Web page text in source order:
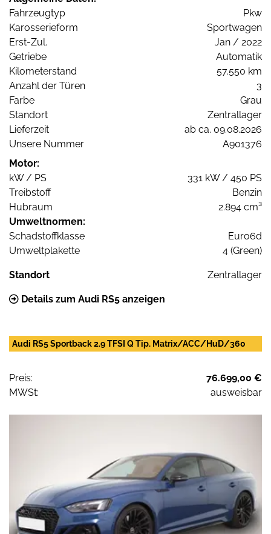
Fahrzeugtyp
Pkw
Karosserieform
Sportwagen
Erst-Zul.
Jan / 2022
Getriebe
Automatik
Kilometerstand
57.550 km
Anzahl der Türen
3
Farbe
Grau
Standort
Zentrallager
Lieferzeit
ab ca. 09.08.2026
Unsere Nummer
A901376
Motor:
kW / PS
331 kW / 450 PS
Treibstoff
Benzin
Hubraum
2.894 cm³
Umweltnormen:
Schadstoffklasse
Euro6d
Umweltplakette
4 (Green)
Standort Zentrallager
Details zum Audi RS5 anzeigen
Audi RS5 Sportback 2.9 TFSI Q Tip. Matrix/ACC/HuD/360
Preis:
76.699,00 €
MWSt:
ausweisbar